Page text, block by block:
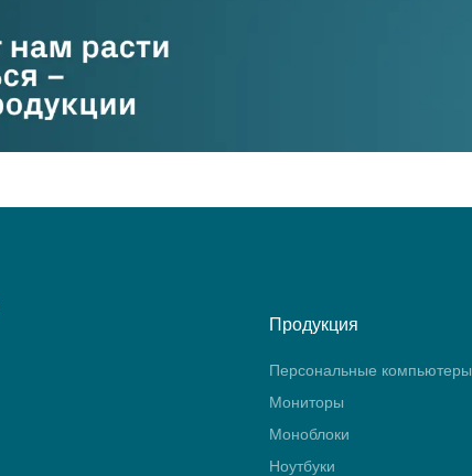
Продукция
Персональные компьютеры
Мониторы
Моноблоки
Ноутбуки